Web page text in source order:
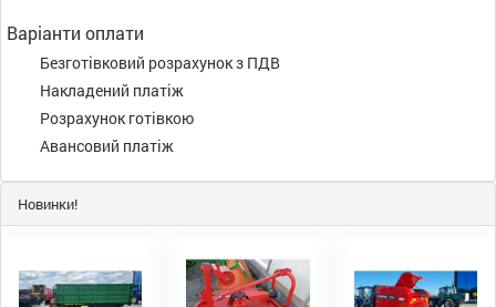
Варіанти оплати
Безготівковий розрахунок з ПДВ
Накладений платіж
Розрахунок готівкою
Авансовий платіж
Новинки!